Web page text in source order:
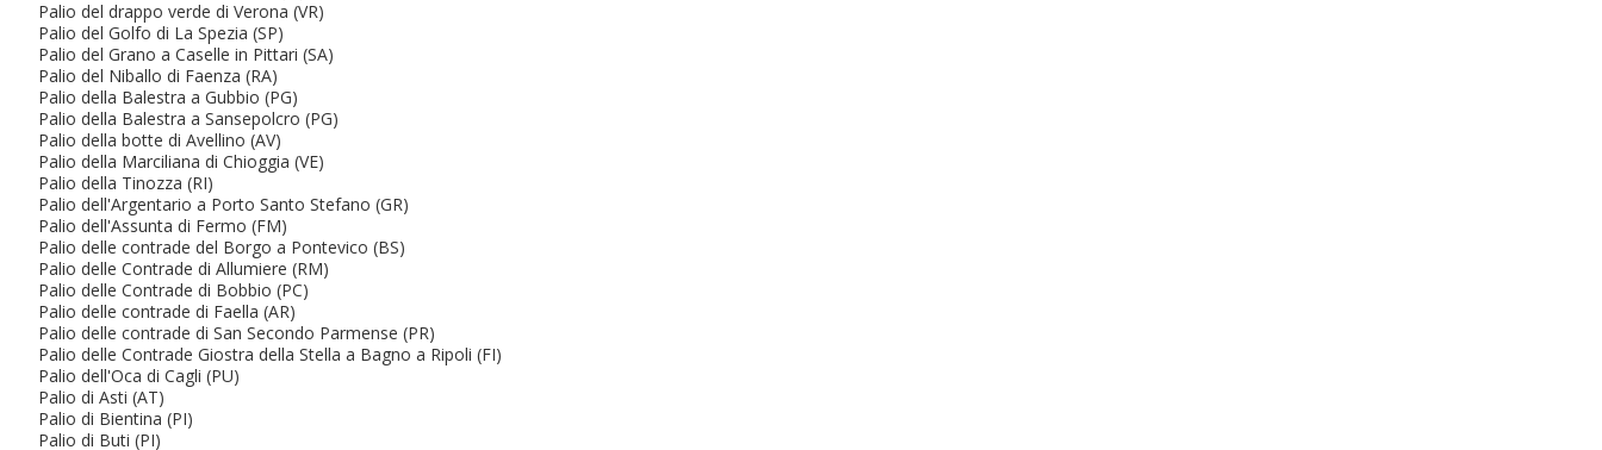
Palio del drappo verde di Verona (VR)
Palio del Golfo di La Spezia (SP)
Palio del Grano a Caselle in Pittari (SA)
Palio del Niballo di Faenza (RA)
Palio della Balestra a Gubbio (PG)
Palio della Balestra a Sansepolcro (PG)
Palio della botte di Avellino (AV)
Palio della Marciliana di Chioggia (VE)
Palio della Tinozza (RI)
Palio dell'Argentario a Porto Santo Stefano (GR)
Palio dell'Assunta di Fermo (FM)
Palio delle contrade del Borgo a Pontevico (BS)
Palio delle Contrade di Allumiere (RM)
Palio delle Contrade di Bobbio (PC)
Palio delle contrade di Faella (AR)
Palio delle contrade di San Secondo Parmense (PR)
Palio delle Contrade Giostra della Stella a Bagno a Ripoli (FI)
Palio dell'Oca di Cagli (PU)
Palio di Asti (AT)
Palio di Bientina (PI)
Palio di Buti (PI)